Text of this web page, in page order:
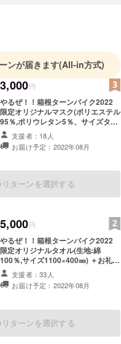
ンが届きます(All-in方式)
3,000円
やるぜ！！箱根ターンパイク2022
限定オリジナルマスク(ポリエステル
95％,ポリウレタン5％、サイズタテ
140㎜×ヨコ170㎜) ＋お礼状 ※現在
作成中の為写真はイメージです。
支援者：18人
お届け予定：2022年08月
リターンを選択する
5,000円
やるぜ！！箱根ターンパイク2022
限定オリジナルタオル(生地:綿
100％,サイズ1100×400㎜) ＋お礼状
※現在作成中の為写真はイメージで
す。支援者：33人
お届け予定：2022年08月
リターンを選択する